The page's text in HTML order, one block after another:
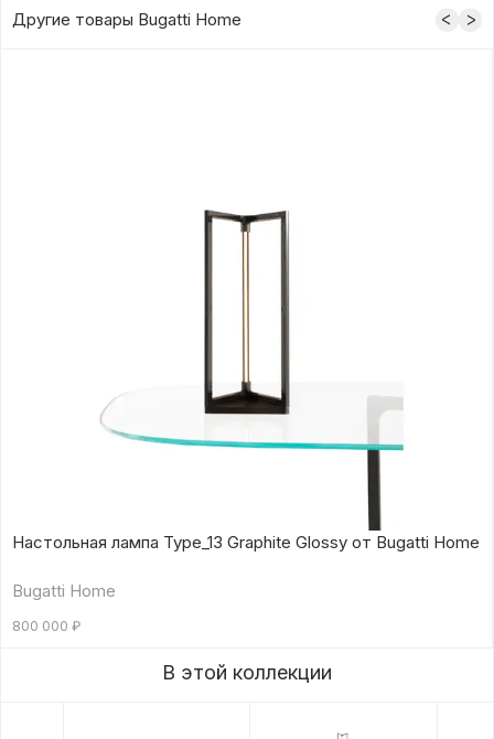
Другие товары Bugatti Home
Настольная лампа Type_13 Graphite Glossy от Bugatti Home
Bugatti Home
800 000 ₽
В этой коллекции